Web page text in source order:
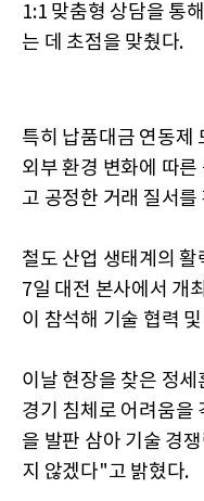
1:1 맞춤형 상담을 통
는 데 초점을 맞췄다.
특히 납품대금 연동제
외부 환경 변화에 따
고 공정한 거래 질서
철도 산업 생태계의
7일 대전 본사에서 개
이 참석해 기술 협력
이날 현장을 찾은 정
경기 침체로 어려움을
을 발판 삼아 기술 경
지 않겠다"고 밝혔다.